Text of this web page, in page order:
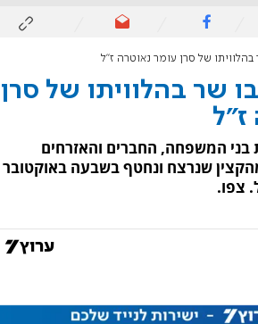
בהלוויתו של סרן עומר נאוטרה ז"ל
שר בהלוויתו של סרן
ז"ל
בני המשפחה, החברים והאזרחים
שנרצח ונחטף בשבעה באוקטובר
צפו.